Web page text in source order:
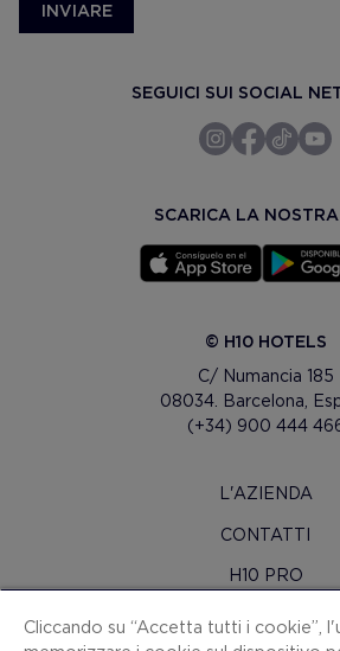
INVIARE
SEGUICI SUI SOCIAL
SCARICA LA
© H10 HOTELS
C/ Numancia 185
08034. Barcelona,
(+34) 900 444
L'AZIENDA
CONTATTI
H10 PRO
SALA STAMPA
Cliccando su “Accetta tutti i cookie”,